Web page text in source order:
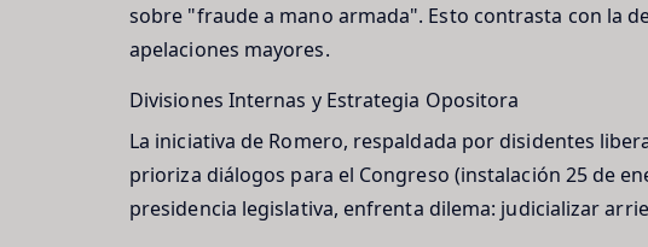
sobre "fraude a mano armada". Esto contrasta con la
apelaciones mayores.
Divisiones Internas y Estrategia Opositora
La iniciativa de Romero, respaldada por disidentes
prioriza diálogos para el Congreso (instalación 25 de
presidencia legislativa, enfrenta dilema: judicializar